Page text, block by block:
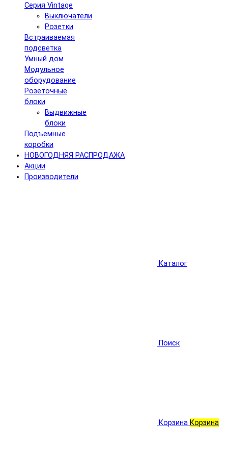
Серия Vintage
Выключатели
Розетки
Встраиваемая
подсветка
Умный дом
Модульное
оборудование
Розеточные
блоки
Выдвижные
блоки
Подъемные
коробки
НОВОГОДНЯЯ РАСПРОДАЖА
Акции
Производители
Каталог
Поиск
Корзина Корзина